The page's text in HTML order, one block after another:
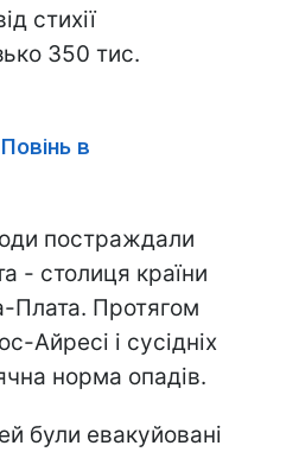
стихії
350 тис.
Повінь в
постраждали
- столиця країни
Плата. Протягом
Айресі і сусідніх
норма опадів.
були евакуйовані